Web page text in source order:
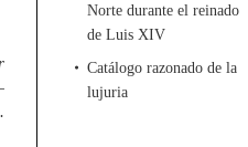
Norte durante el reinado
de Luis XIV
Catálogo razonado de la
lujuria